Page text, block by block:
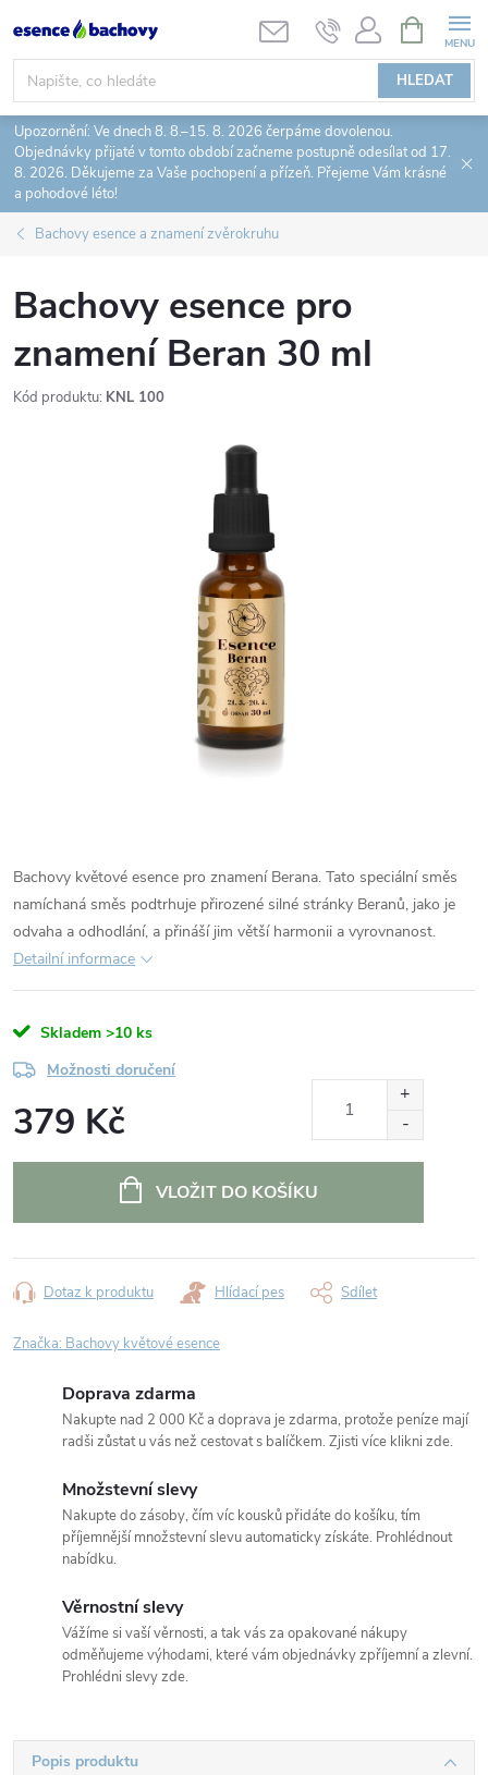
na
obsah
HLEDAT
NÁKUPNÍ
KOŠÍK
Upozornění: Ve dnech 8. 8.–15. 8. 2026 čerpáme dovolenou.
Objednávky přijaté v tomto období začneme postupně odesílat od 17.
8. 2026. Děkujeme za Vaše pochopení a přízeň. Přejeme Vám krásné
a pohodové léto!
Bachovy esence a znamení zvěrokruhu
Bachovy esence pro
znamení Beran 30 ml
Kód produktu: KNL 100
Bachovy květové esence pro znamení Berana. Tato speciální směs
namíchaná směs podtrhuje přirozené silné stránky Beranů, jako je
odvaha a odhodlání, a přináší jim větší harmonii a vyrovnanost.
Detailní informace
Skladem >10 ks
Možnosti doručení
379 Kč
VLOŽIT DO KOŠÍKU
Dotaz k produktu Hlídací pes Sdílet
Značka: Bachovy květové esence
Doprava zdarma
Nakupte nad 2 000 Kč a doprava je zdarma, protože peníze mají
radši zůstat u vás než cestovat s balíčkem. Zjisti více klikni zde.
Množstevní slevy
Nakupte do zásoby, čím víc kousků přidáte do košíku, tím
příjemnější množstevní slevu automaticky získáte. Prohlédnout
nabídku.
Věrnostní slevy
Vážíme si vaší věrnosti, a tak vás za opakované nákupy
odměňujeme výhodami, které vám objednávky zpříjemní a zlevní.
Prohlédni slevy zde.
Popis produktu